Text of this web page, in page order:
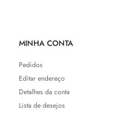
MINHA CONTA
Pedidos
Editar endereço
Detalhes da conta
Lista de desejos